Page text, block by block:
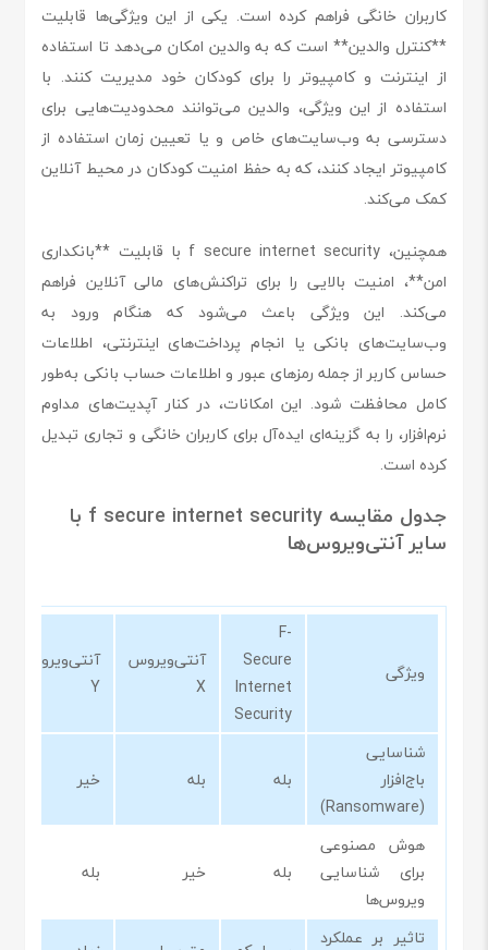
کاربران خانگی فراهم کرده است. یکی از این ویژگی‌ها قابلیت
**کنترل والدین** است که به والدین امکان می‌دهد تا استفاده
از اینترنت و کامپیوتر را برای کودکان خود مدیریت کنند. با
استفاده از این ویژگی، والدین می‌توانند محدودیت‌هایی برای
دسترسی به وب‌سایت‌های خاص و یا تعیین زمان استفاده از
کامپیوتر ایجاد کنند، که به حفظ امنیت کودکان در محیط آنلاین
کمک می‌کند.
همچنین، f secure internet security با قابلیت **بانکداری
امن**، امنیت بالایی را برای تراکنش‌های مالی آنلاین فراهم
می‌کند. این ویژگی باعث می‌شود که هنگام ورود به
وب‌سایت‌های بانکی یا انجام پرداخت‌های اینترنتی، اطلاعات
حساس کاربر از جمله رمزهای عبور و اطلاعات حساب بانکی به‌طور
کامل محافظت شود. این امکانات، در کنار آپدیت‌های مداوم
نرم‌افزار، را به گزینه‌ای ایده‌آل برای کاربران خانگی و تجاری تبدیل
کرده است.
جدول مقایسه f secure internet security با
سایر آنتی‌ویروس‌ها
ویژگی
F-
Secure
Internet
Security
آنتی‌ویروس
X
آنتی‌ویروس
Y
شناسایی
باج‌افزار
(Ransomware)
بله بله خیر
هوش مصنوعی
برای شناسایی
ویروس‌ها
بله خیر بله
تاثیر بر عملکرد